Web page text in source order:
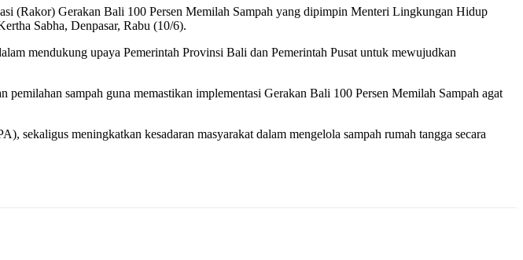
Gerakan Bali 100 Persen Memilah Sampah yang dipimpin Menteri Lingkungan Hidup
Sabha, Denpasar, Rabu (10/6).
mendukung upaya Pemerintah Provinsi Bali dan Pemerintah Pusat untuk mewujudkan
sampah guna memastikan implementasi Gerakan Bali 100 Persen Memilah Sampah agat
sekaligus meningkatkan kesadaran masyarakat dalam mengelola sampah rumah tangga secara